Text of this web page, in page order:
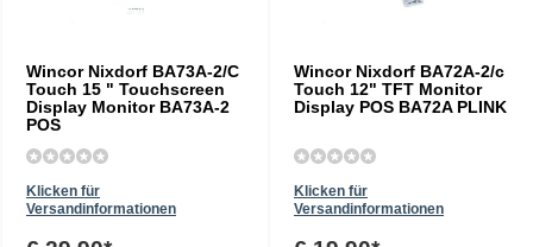
Wincor Nixdorf BA73A-2/C
Touch 15 " Touchscreen
Display Monitor BA73A-2
POS
Klicken für
Versandinformationen
Wincor Nixdorf BA72A-2/c
Touch 12" TFT Monitor
Display POS BA72A PLINK
Klicken für
Versandinformationen